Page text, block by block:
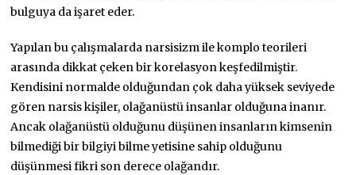
bulguya da işaret eder.
Yapılan bu çalışmalarda narsisizm ile komplo teorileri
arasında dikkat çeken bir korelasyon keşfedilmiştir.
Kendisini normalde olduğundan çok daha yüksek seviyede
gören narsis kişiler, olağanüstü insanlar olduğuna inanır.
Ancak olağanüstü olduğunu düşünen insanların kimsenin
bilmediği bir bilgiyi bilme yetisine sahip olduğunu
düşünmesi fikri son derece olağandır.